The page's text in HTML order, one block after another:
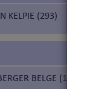
KELPIE (293)
BELGE (15)